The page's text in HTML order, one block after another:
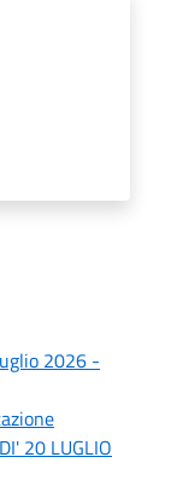
2026 -
20 LUGLIO